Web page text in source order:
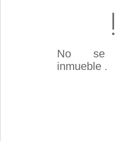
No se
inmueble .